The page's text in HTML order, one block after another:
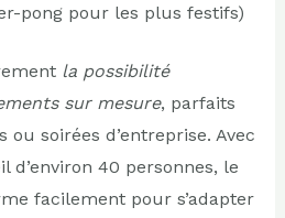
pong pour les plus festifs)
la possibilité
sur mesure, parfaits
ou soirées d’entreprise. Avec
d’environ 40 personnes, le
facilement pour s’adapter